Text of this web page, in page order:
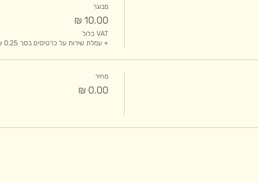
מבוגר
VAT כלול
+ עמלת שירות על כרטיסים בסך ‏0.25 ‏₪
מחיר